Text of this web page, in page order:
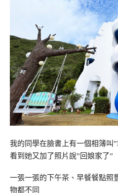
我的同學在臉書上有一個相簿叫
看到她又加了照片說”回娘家了”
一張一張的下午茶、早餐餐點照
物都不同